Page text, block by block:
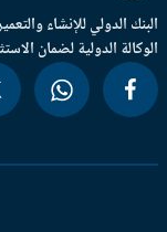
الدولي للإنشاء والتعمير
الدولية لضمان الاستثمار